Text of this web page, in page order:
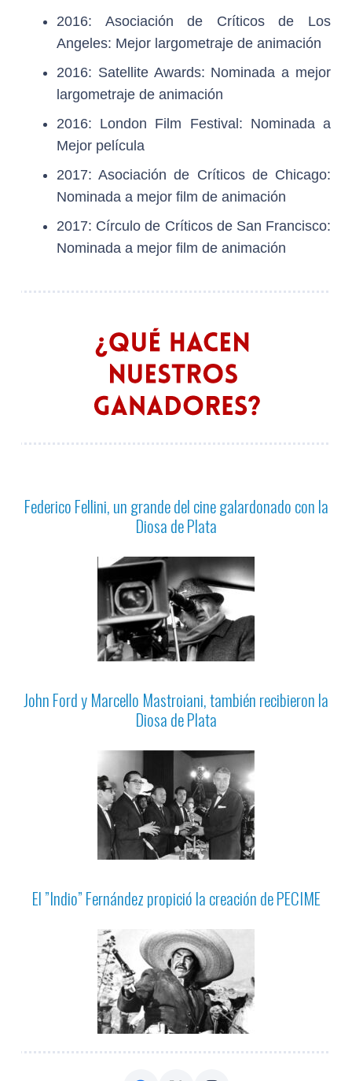
2016: Asociación de Críticos de Los
Angeles: Mejor largometraje de animación
2016: Satellite Awards: Nominada a mejor
largometraje de animación
2016: London Film Festival: Nominada a
Mejor película
2017: Asociación de Críticos de Chicago:
Nominada a mejor film de animación
2017: Círculo de Críticos de San Francisco:
Nominada a mejor film de animación
Federico Fellini, un grande del cine galardonado con la
Diosa de Plata
John Ford y Marcello Mastroiani, también recibieron la
Diosa de Plata
El ”Indio” Fernández propició la creación de PECIME